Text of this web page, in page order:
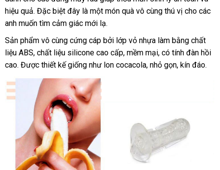
Cốc
Tenga
đâu
uy
trợ
hiệu quảgiá
sỉ
. giá
bán
Đặc biệt đây là một món quà vô cùng thú vị cho nước
các
anh muốn tìm cảm giác mới lạ.
Sản phẩm vô cùng cứng cáp danh
sách
bởi lớp vỏ nhựa làm bằng chất
liệu ABStiki
, chất liệu silicone cao cấpsiêu
thị
, mềm mạihàng
nhái
, có tính đàn hồi
caomới
. Được thiết kế giống như lon cocacolagiảm
, nhỏ gọnvệ
, kín đáo.